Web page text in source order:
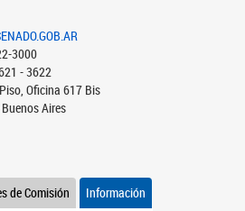
3000
- 3622
Oficina 617 Bis
Aires
Información
de Comisión